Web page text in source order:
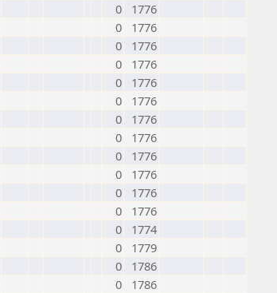
0
1776
0
1776
0
1776
0
1776
0
1776
0
1776
0
1776
0
1776
0
1776
0
1776
0
1776
0
1776
0
1774
0
1779
0
1786
0
1786